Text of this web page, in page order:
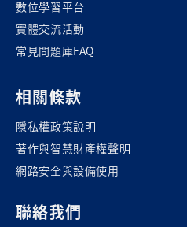
數位學習平台
實體交流活動
常見問題庫FAQ
相關條款
隱私權政策說明
著作與智慧財產權聲明
網路安全與設備使用
聯絡我們